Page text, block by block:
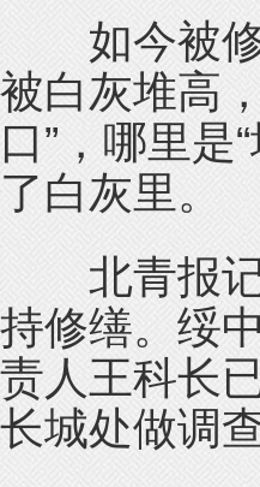
如今被修
被白灰堆高
口”，哪里是
了白灰里。
北青报记
持修缮。绥
责人王科长
长城处做调查